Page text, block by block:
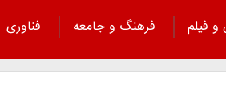
فیلم فرهنگ و جامعه
فناوری